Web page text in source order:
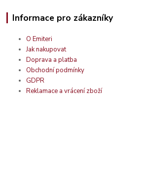
Informace pro zákazníky
O Emiteri
Jak nakupovat
Doprava a platba
Obchodní podmínky
GDPR
Reklamace a vrácení zboží